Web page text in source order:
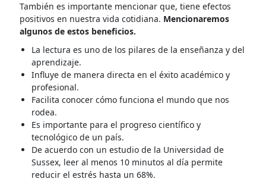
También es importante mencionar que, tiene efectos
positivos en nuestra vida cotidiana. Mencionaremos
algunos de estos beneficios.
La lectura es uno de los pilares de la enseñanza y del
aprendizaje.
Influye de manera directa en el éxito académico y
profesional.
Facilita conocer cómo funciona el mundo que nos
rodea.
Es importante para el progreso científico y
tecnológico de un país.
De acuerdo con un estudio de la Universidad de
Sussex, leer al menos 10 minutos al día permite
reducir el estrés hasta un 68%.